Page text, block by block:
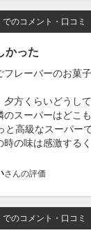
でのコメント・口コミ
かった
フレーバーのお菓
夕方くらいどうし
スーパーはどこも
と高級なスーパー
時の味は感激する
さんの評価
でのコメント・口コミ